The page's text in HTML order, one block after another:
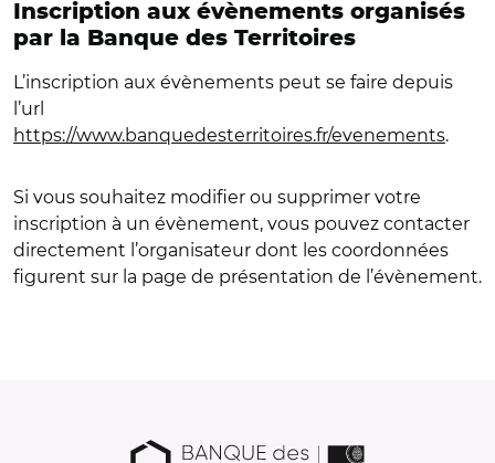
Inscription aux évènements organisés
par la Banque des Territoires
L’inscription aux évènements peut se faire depuis
l’url
https://www.banquedesterritoires.fr/evenements.
Si vous souhaitez modifier ou supprimer votre
inscription à un évènement, vous pouvez contacter
directement l’organisateur dont les coordonnées
figurent sur la page de présentation de l’évènement.